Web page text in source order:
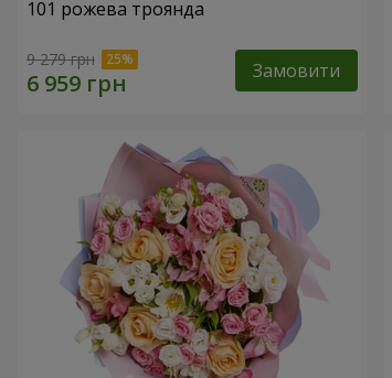
101 рожева троянда
9 279 грн Замовити